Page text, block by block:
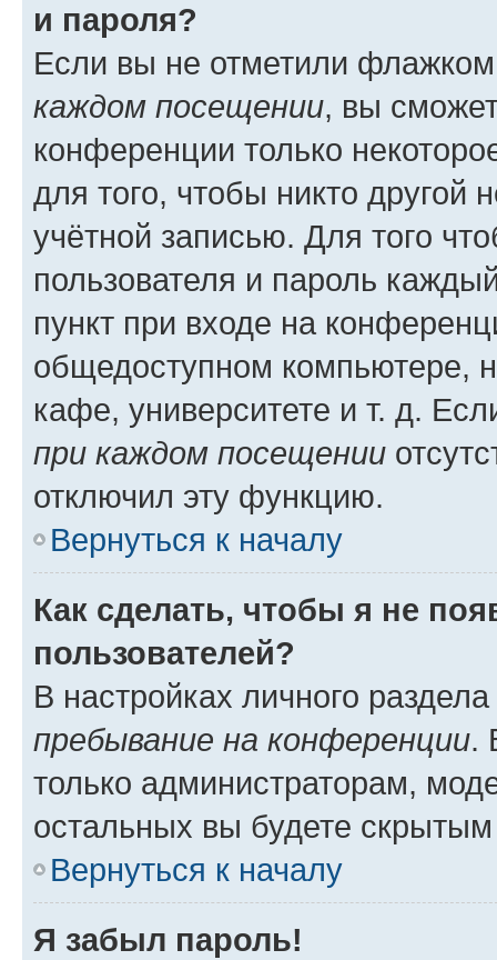
и пароля?
Если вы не отметили
каждом посещении, вы
конференции только
для того, чтобы никто другой
учётной записью. Для того
пользователя и пароль
пункт при входе на
общедоступном компьютере,
кафе, университете и т. д.
при каждом посещении
отключил эту функцию.
Вернуться к началу
Как сделать, чтобы я не
пользователей?
В настройках личного
пребывание на конференции.
только администраторам,
остальных вы будете
Вернуться к началу
Я забыл пароль!